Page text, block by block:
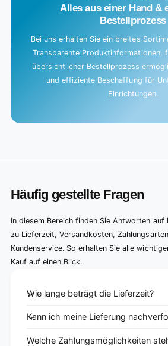
Alles aus einer Hand &
Bestellprozess
Bei uns erhalten Sie ein breites
Transparente Produktinformationen,
übersichtlicher Bestellprozess
und effiziente Beschaffung für
Einrichtungen.
Häufig gestellte Fragen
In diesem Bereich finden Sie Antworten
zu Lieferzeit, Versandkosten,
Kundenservice. So erhalten Sie alle
Kauf auf einen Blick.
Wie lange beträgt die Lieferzeit?
Kann ich meine Lieferung
Welche Zahlungsmöglichkeiten